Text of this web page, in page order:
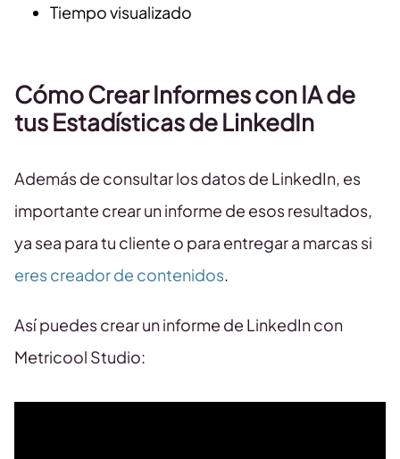
Tiempo visualizado
Cómo Crear Informes con IA de
tus Estadísticas de LinkedIn
Además de consultar los datos de LinkedIn, es
importante crear un informe de esos resultados,
ya sea para tu cliente o para entregar a marcas si
eres creador de contenidos.
Así puedes crear un informe de LinkedIn con
Metricool Studio: